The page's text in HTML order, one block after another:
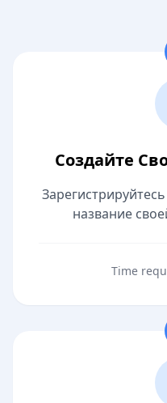
Создайте
название
Time